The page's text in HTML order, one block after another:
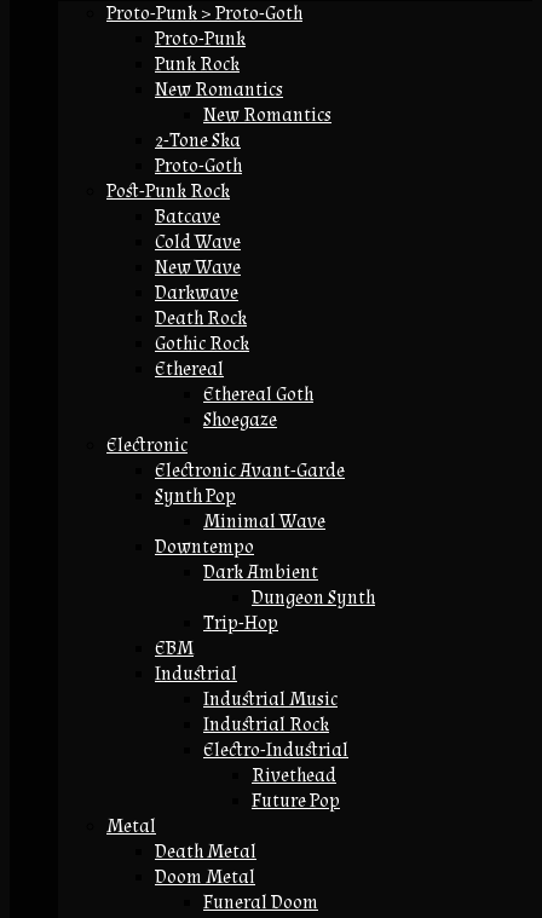
Proto-Punk > Proto-Goth
Proto-Punk
Punk Rock
New Romantics
New Romantics
2-Tone Ska
Proto-Goth
Post-Punk Rock
Batcave
Cold Wave
New Wave
Darkwave
Death Rock
Gothic Rock
Ethereal
Ethereal Goth
Shoegaze
Electronic
Electronic Avant-Garde
Synth Pop
Minimal Wave
Downtempo
Dark Ambient
Dungeon Synth
Trip-Hop
EBM
Industrial
Industrial Music
Industrial Rock
Electro-Industrial
Rivethead
Future Pop
Metal
Death Metal
Doom Metal
Funeral Doom